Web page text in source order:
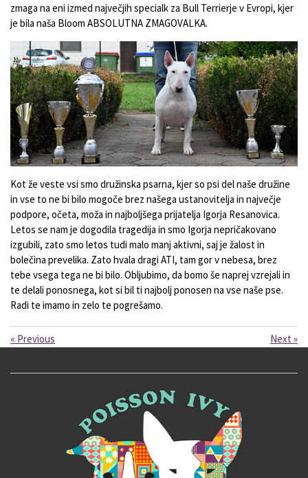
zmaga na eni izmed največjih specialk za Bull Terrierje v Evropi, kjer
je bila naša Bloom ABSOLUTNA ZMAGOVALKA.
Kot že veste vsi smo družinska psarna, kjer so psi del naše družine
in vse to ne bi bilo mogoče brez našega ustanovitelja in največje
podpore, očeta, moža in najboljšega prijatelja Igorja Resanovica.
Letos se nam je dogodila tragedija in smo Igorja nepričakovano
izgubili, zato smo letos tudi malo manj aktivni, saj je žalost in
bolečina prevelika. Zato hvala dragi ATI, tam gor v nebesa, brez
tebe vsega tega ne bi bilo. Obljubimo, da bomo še naprej vzrejali in
te delali ponosnega, kot si bil ti najbolj ponosen na vse naše pse.
Radi te imamo in zelo te pogrešamo.
« Previous Next »